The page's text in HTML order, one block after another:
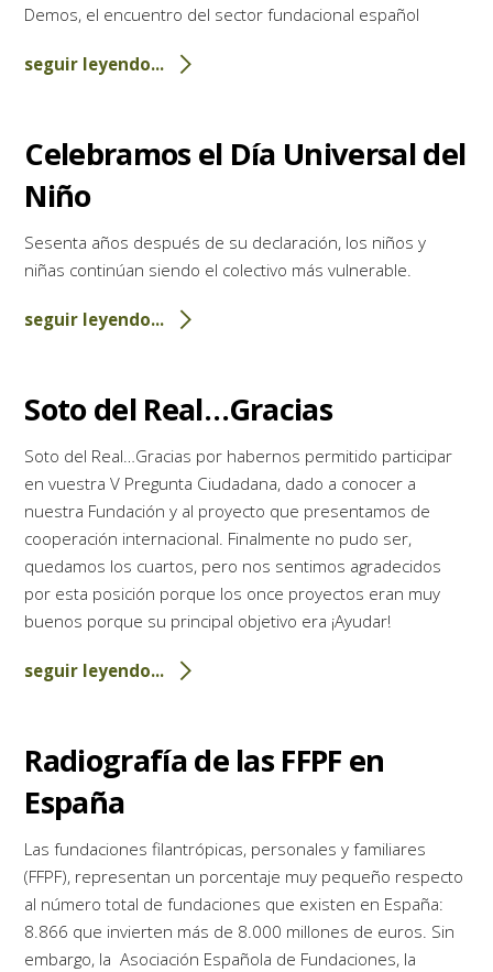
Demos, el encuentro del sector fundacional español
seguir leyendo...
Celebramos el Día Universal del
Niño
Sesenta años después de su declaración, los niños y
niñas continúan siendo el colectivo más vulnerable.
seguir leyendo...
Soto del Real…Gracias
Soto del Real…Gracias por habernos permitido participar
en vuestra V Pregunta Ciudadana, dado a conocer a
nuestra Fundación y al proyecto que presentamos de
cooperación internacional. Finalmente no pudo ser,
quedamos los cuartos, pero nos sentimos agradecidos
por esta posición porque los once proyectos eran muy
buenos porque su principal objetivo era ¡Ayudar!
seguir leyendo...
Radiografía de las FFPF en
España
Las fundaciones filantrópicas, personales y familiares
(FFPF), representan un porcentaje muy pequeño respecto
al número total de fundaciones que existen en España:
8.866 que invierten más de 8.000 millones de euros. Sin
embargo, la Asociación Española de Fundaciones, la